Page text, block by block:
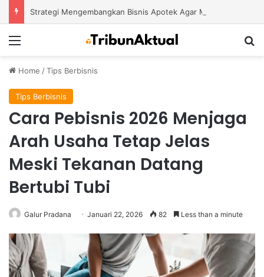
Home /Tips Berbisnis
Tips Berbisnis
Cara Pebisnis 2026 Menjaga
Arah Usaha Tetap Jelas
Meski Tekanan Datang
Bertubi Tubi
Galur Pradana Januari 22, 2026 82 Less than a minute